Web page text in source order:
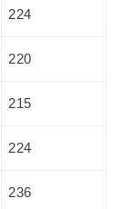
224
220
215
224
236